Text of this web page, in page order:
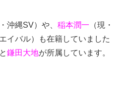
沖縄SV）や、 稲本潤一 （現・
エイバル）も在籍していました
と鎌田大地が所属しています。